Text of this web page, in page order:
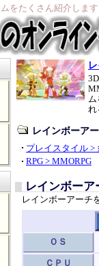
をたくさん紹介します
ム
れ
レインボーア
プレイスタイル >
RPG > MMORPG
レインボー
レインボーアーチ
ＯＳ
ＣＰＵ